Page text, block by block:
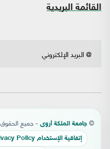
القائمة البريدية
© جامعة الملكة أروى - جميع الحقوق
إتفاقية الإستخدام Privacy Policy